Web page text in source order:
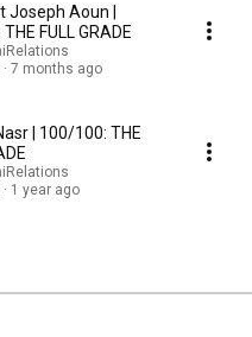
Joseph Aoun |
FULL GRADE
7 months ago
THE
1 year ago